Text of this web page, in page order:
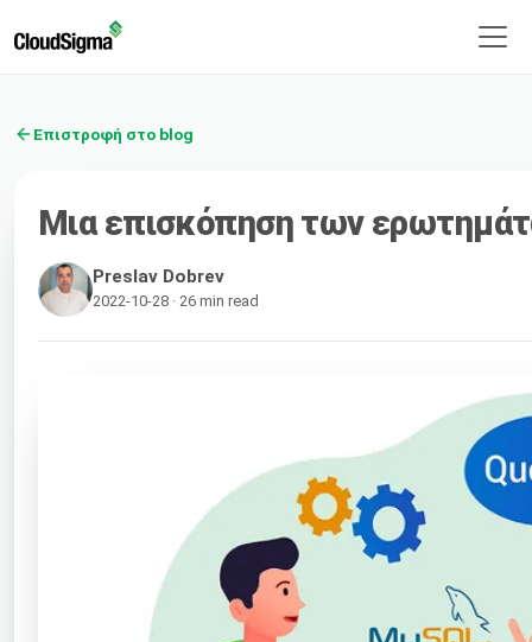
Επιστροφή στο blog
Μια επισκόπηση των
Preslav Dobrev
2022-10-28 · 26 min read